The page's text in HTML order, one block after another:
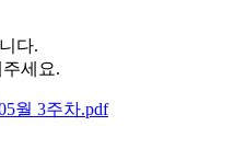
다.
세요.
월 3주차.pdf